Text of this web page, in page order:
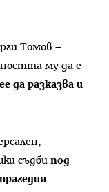
Томов –
му да е
да разказва и
съдби под